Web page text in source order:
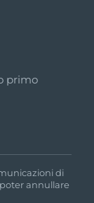
primo
di
annullare